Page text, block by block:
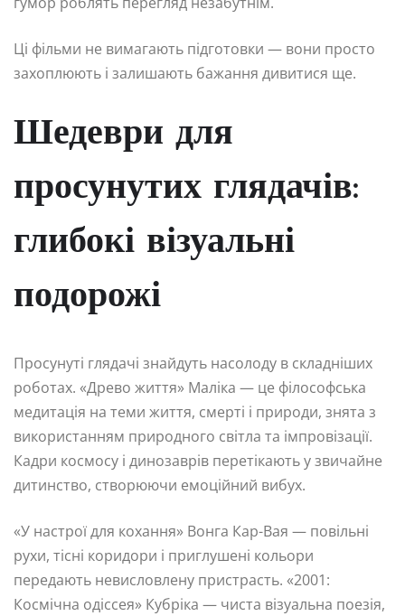
Ці фільми не вимагають підготовки — вони просто
захоплюють і залишають бажання дивитися ще.
Шедеври для
просунутих глядачів:
глибокі візуальні
подорожі
Просунуті глядачі знайдуть насолоду в складніших
роботах. «Древо життя» Маліка — це філософська
медитація на теми життя, смерті і природи, знята з
використанням природного світла та імпровізації.
Кадри космосу і динозаврів перетікають у звичайне
дитинство, створюючи емоційний вибух.
«У настрої для кохання» Вонга Кар-Вая — повільні
рухи, тісні коридори і приглушені кольори
передають невисловлену пристрасть. «2001:
Космічна одіссея» Кубріка — чиста візуальна поезія,